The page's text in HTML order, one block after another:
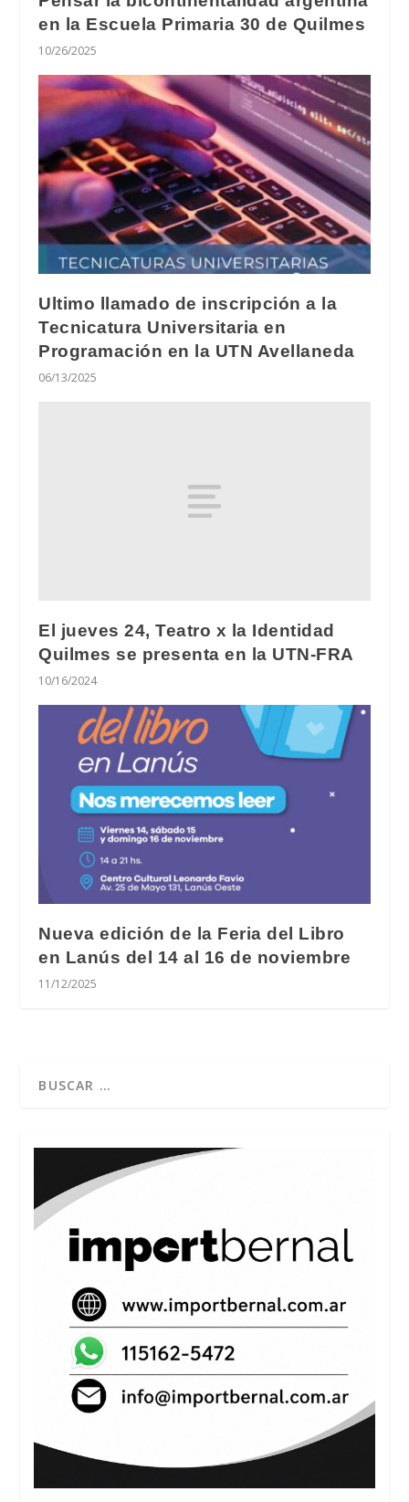
en la Escuela Primaria 30 de Quilmes
10/26/2025
Ultimo llamado de inscripción a la
Tecnicatura Universitaria en
Programación en la UTN Avellaneda
06/13/2025
El jueves 24, Teatro x la Identidad
Quilmes se presenta en la UTN-FRA
10/16/2024
Nueva edición de la Feria del Libro
en Lanús del 14 al 16 de noviembre
11/12/2025